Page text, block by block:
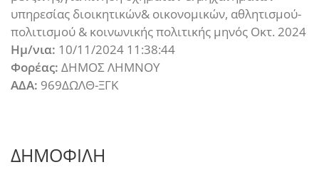
υπηρεσίας διοικητικών& οικονομικών, αθλητισμού-
πολιτισμού & κοινωνικής πολιτικής μηνός Οκτ. 2024
Ημ/νια: 10/11/2024 11:38:44
Φορέας: ΔΗΜΟΣ ΛΗΜΝΟΥ
ΑΔΑ: 969ΔΩΛΘ-ΞΓΚ
ΔΗΜΟΦΙΛΗ